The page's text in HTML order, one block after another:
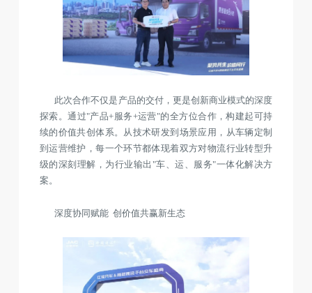
此次合作不仅是产品的交付，更是创新商业模式的深度
探索。通过"产品+服务+运营"的全方位合作，构建起可持
续的价值共创体系。从技术研发到场景应用，从车辆定制
到运营维护，每一个环节都体现着双方对物流行业转型升
级的深刻理解，为行业输出"车、运、服务"一体化解决方
案。
深度协同赋能 创价值共赢新生态